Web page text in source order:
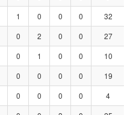
1 0 0 0 32
0 2 0 0 27
0 1 0 0 10
0 0 0 0 19
0 0 0 0 4